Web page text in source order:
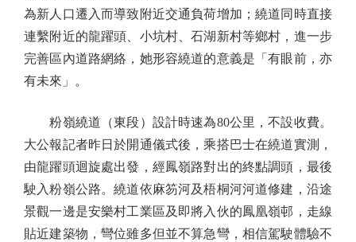
為新人口遷入而導致附近交通負荷增加；繞道同時直接
連繫附近的龍躍頭、小坑村、石湖新村等鄉村，進一步
完善區內道路網絡，她形容繞道的意義是「有眼前，亦
有未來」。
粉嶺繞道（東段）設計時速為80公里，不設收費。
大公報記者昨日於開通儀式後，乘搭巴士在繞道實測，
由龍躍頭迴旋處出發，經鳳嶺路對出的終點調頭，最後
駛入粉嶺公路。繞道依麻笏河及梧桐河河道修建，沿途
景觀一邊是安樂村工業區及即將入伙的鳳凰嶺邨，走線
貼近建築物，彎位雖多但並不算急彎，相信駕駛體驗不